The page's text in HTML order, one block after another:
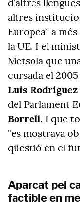
d'altres
altres
Europea" a
la UE. I el
Metsola que
cursada el
Luis Rodríguez
del Parlament
Borrell. I que
"es mostrava
qüestió en el
Aparcat pel
factible en